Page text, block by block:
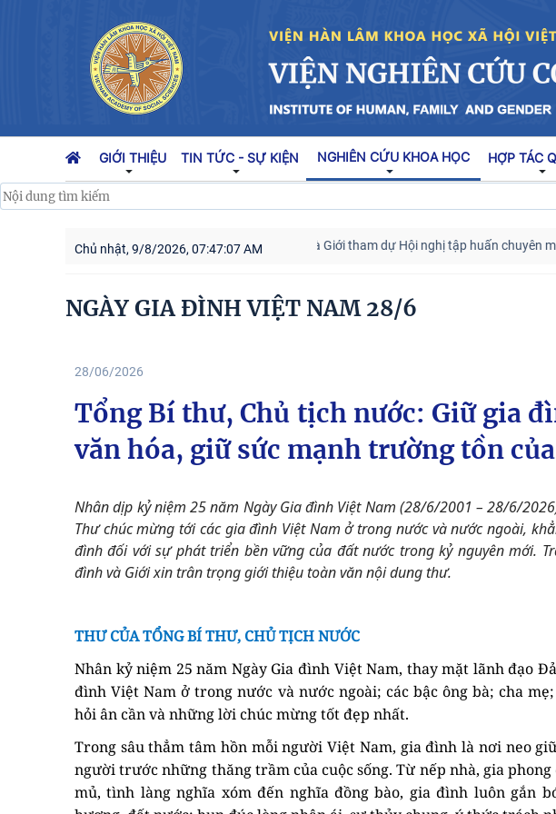
GIỚI THIỆU TIN TỨC - SỰ KIỆN NGHIÊN CỨU KHOA HỌC HỢP TÁC
Chủ nhật, 9/8/2026, 07:47:08 AM
Cán bộ Viện Nghiên cứu Con người, Gia đình và Giới tham dự Hội nghị tập huấn chuyên môn
NGÀY GIA ĐÌNH VIỆT NAM 28/6
28/06/2026
Tổng Bí thư, Chủ tịch nước: Giữ gia
văn hóa, giữ sức mạnh trường tồn
Nhân dịp kỷ niệm 25 năm Ngày Gia đình Việt Nam (28/6/2001 – 28/6/
Thư chúc mừng tới các gia đình Việt Nam ở trong nước và nước ngoài,
đình đối với sự phát triển bền vững của đất nước trong kỷ nguyên mới.
đình và Giới xin trân trọng giới thiệu toàn văn nội dung thư.
THƯ CỦA TỔNG BÍ THƯ, CHỦ TỊCH NƯỚC
Nhân kỷ niệm 25 năm Ngày Gia đình Việt Nam, thay mặt lãnh đạo
đình Việt Nam ở trong nước và nước ngoài; các bậc ông bà; cha
hỏi ân cần và những lời chúc mừng tốt đẹp nhất.
Trong sâu thẳm tâm hồn mỗi người Việt Nam, gia đình là nơi neo
người trước những thăng trầm của cuộc sống. Từ nếp nhà, gia
mủ, tình làng nghĩa xóm đến nghĩa đồng bào, gia đình luôn gắn